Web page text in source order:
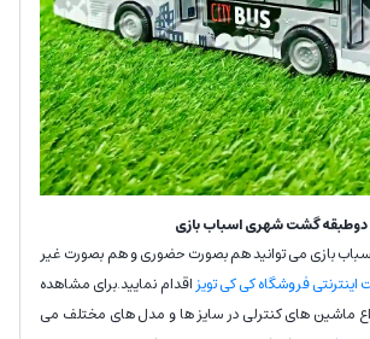
دوطبقه گشت شهری اسباب بازی
بازی می توانید هم بصورت حضوری و هم بصورت غیر
اینترنتی فروشگاه کی کی تویزاقدام نمایید.برای مشاهده
ماشین های کنترلی در سایز ها و مدل های مختلف می